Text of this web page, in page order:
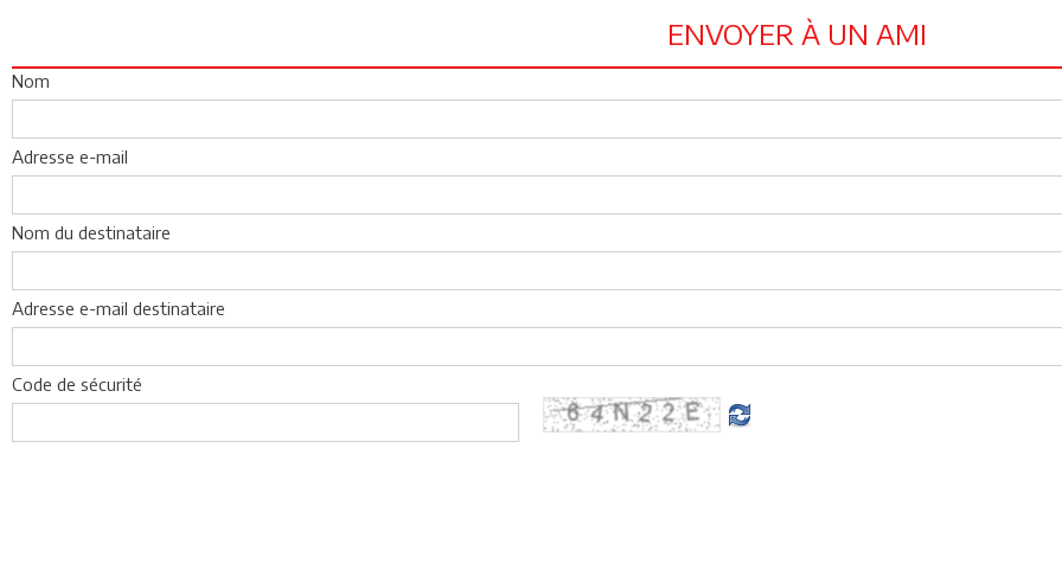
ENVOYER À UN AMI
Nom
Adresse e-mail
Nom du destinataire
Adresse e-mail destinataire
Code de sécurité